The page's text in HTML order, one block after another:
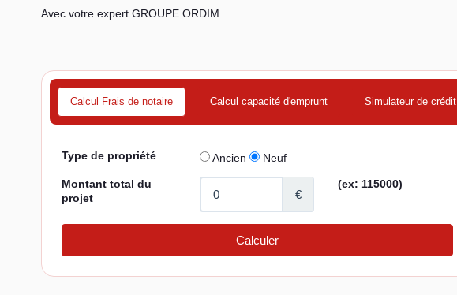
Avec votre expert GROUPE ORDIM
Calcul Frais de notaire Calcul capacité d'emprunt Simulateur de crédit